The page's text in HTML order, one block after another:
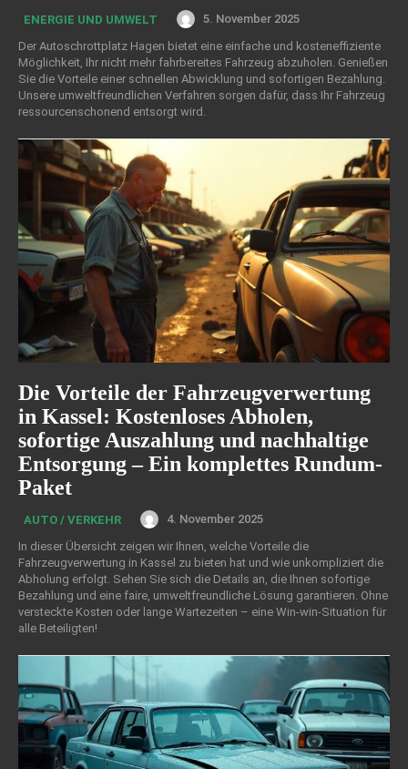
ENERGIE UND UMWELT
5. November 2025
Der Autoschrottplatz Hagen bietet eine einfache und kosteneffiziente
Möglichkeit, Ihr nicht mehr fahrbereites Fahrzeug abzuholen. Genießen
Sie die Vorteile einer schnellen Abwicklung und sofortigen Bezahlung.
Unsere umweltfreundlichen Verfahren sorgen dafür, dass Ihr Fahrzeug
ressourcenschonend entsorgt wird.
Die Vorteile der Fahrzeugverwertung
in Kassel: Kostenloses Abholen,
sofortige Auszahlung und nachhaltige
Entsorgung – Ein komplettes Rundum-
Paket
AUTO / VERKEHR
4. November 2025
In dieser Übersicht zeigen wir Ihnen, welche Vorteile die
Fahrzeugverwertung in Kassel zu bieten hat und wie unkompliziert die
Abholung erfolgt. Sehen Sie sich die Details an, die Ihnen sofortige
Bezahlung und eine faire, umweltfreundliche Lösung garantieren. Ohne
versteckte Kosten oder lange Wartezeiten – eine Win-win-Situation für
alle Beteiligten!